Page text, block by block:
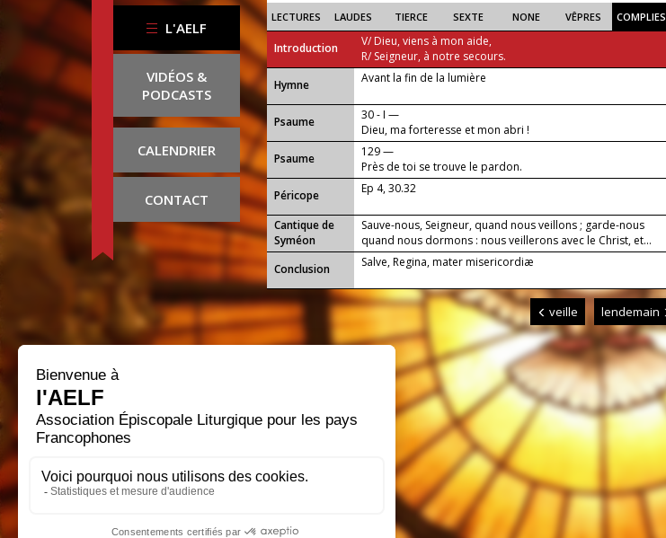
L'AELF
VIDÉOS &
PODCASTS
CALENDRIER
CONTACT
LECTURES LAUDES TIERCE SEXTE NONE VÊPRES COMPLIES
Introduction
V/ Dieu, viens à mon aide,
R/ Seigneur, à notre secours.
...
Hymne Avant la fin de la lumière
Psaume
30 - I —
Dieu, ma forteresse et mon abri !
Psaume
129 —
Près de toi se trouve le pardon.
Péricope
Ep 4, 30.32
Cantique de
Syméon
Sauve-nous, Seigneur, quand nous veillons ; garde-nous
quand nous dormons : nous veillerons avec le Christ, et...
Conclusion
Salve, Regina, mater misericordiæ
veille lendemain